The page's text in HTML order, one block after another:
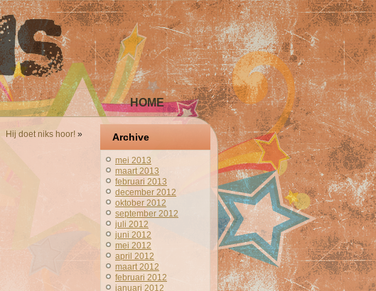
HOME
Hij doet niks hoor! » Archive
mei 2013
maart 2013
februari 2013
december 2012
oktober 2012
september 2012
juli 2012
juni 2012
mei 2012
april 2012
maart 2012
februari 2012
januari 2012